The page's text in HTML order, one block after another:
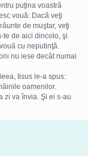
puţina voastră
vouă: Dacă veţi
de muştar, veţi
te de aici dincolo, şi
cu neputinţă.
nu iese decât numai
Iisus le-a spus:
oamenilor.
zi va învia. Şi ei s-au